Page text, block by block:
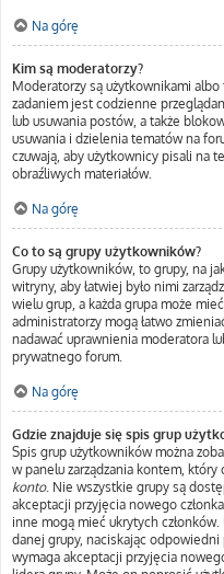
Na górę
Kim są moderatorzy?
Moderatorzy są użytkownikami
zadaniem jest codzienne
lub usuwania postów, a także
usuwania i dzielenia tematów na
czuwają, aby użytkownicy pisali na
obraźliwych materiałów.
Na górę
Co to są grupy użytkowników?
Grupy użytkowników, to grupy, na
witryny, aby łatwiej było nimi
wielu grup, a każda grupa może
administratorzy mogą łatwo
nadawać uprawnienia moderatora
prywatnego forum.
Na górę
Gdzie znajduje się spis grup
Spis grup użytkowników można
w panelu zarządzania kontem,
konto. Nie wszystkie grupy są
akceptacji przyjęcia nowego
inne mogą mieć ukrytych
danej grupy, naciskając
wymaga akceptacji przyjęcia